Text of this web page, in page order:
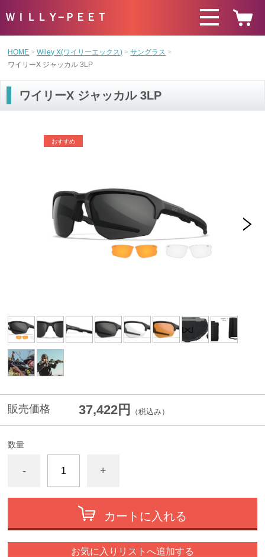
ＷＩＬＬＹ−ＰＥＥＴ
HOME Wiley X(ワイリーエックス)
サングラス
ワイリーX ジャッカル 3LP
ワイリーX ジャッカル 3LP
販売価格 37,422円 （税込み）
数量
- +
カートに入れる
お気に入りリストへ追加する